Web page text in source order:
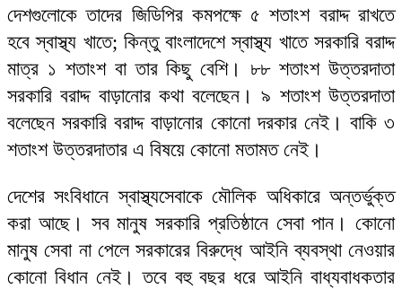
দেশগুলোকে তাদের জিডিপির কমপক্ষে ৫ শতাংশ বরাদ্দ রাখতে
হবে স্বাস্থ্য খাতে; কিন্তু বাংলাদেশে স্বাস্থ্য খাতে সরকারি বরাদ্দ
মাত্র ১ শতাংশ বা তার কিছু বেশি। ৮৮ শতাংশ উত্তরদাতা
সরকারি বরাদ্দ বাড়ানোর কথা বলেছেন। ৯ শতাংশ উত্তরদাতা
বলেছেন সরকারি বরাদ্দ বাড়ানোর কোনো দরকার নেই। বাকি ৩
শতাংশ উত্তরদাতার এ বিষয়ে কোনো মতামত নেই।
দেশের সংবিধানে স্বাস্থ্যসেবাকে মৌলিক অধিকারে অন্তর্ভুক্ত
করা আছে। সব মানুষ সরকারি প্রতিষ্ঠানে সেবা পান। কোনো
মানুষ সেবা না পেলে সরকারের বিরুদ্ধে আইনি ব্যবস্থা নেওয়ার
কোনো বিধান নেই। তবে বহু বছর ধরে আইনি বাধ্যবাধকতার